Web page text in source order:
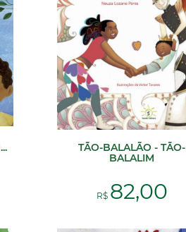
TÃO-BALALÃO - TÃO-
BALALIM
R$ 82,00